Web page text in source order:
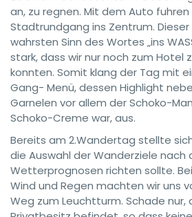
an, zu regnen. Mit dem Auto fuhren
Stadtrundgang ins Zentrum.
wahrsten Sinn des Wortes „ins
stark, dass wir nur noch zum Hotel
konnten. Somit klang der Tag mit
Gang- Menü, dessen Highlight
Garnelen vor allem der Schoko-
Schoko-Creme war, aus.
Bereits am 2.Wandertag stellte
die Auswahl der Wanderziele nach
Wetterprognosen richten sollte.
Wind und Regen machten wir uns
Weg zum Leuchtturm. Schade nur,